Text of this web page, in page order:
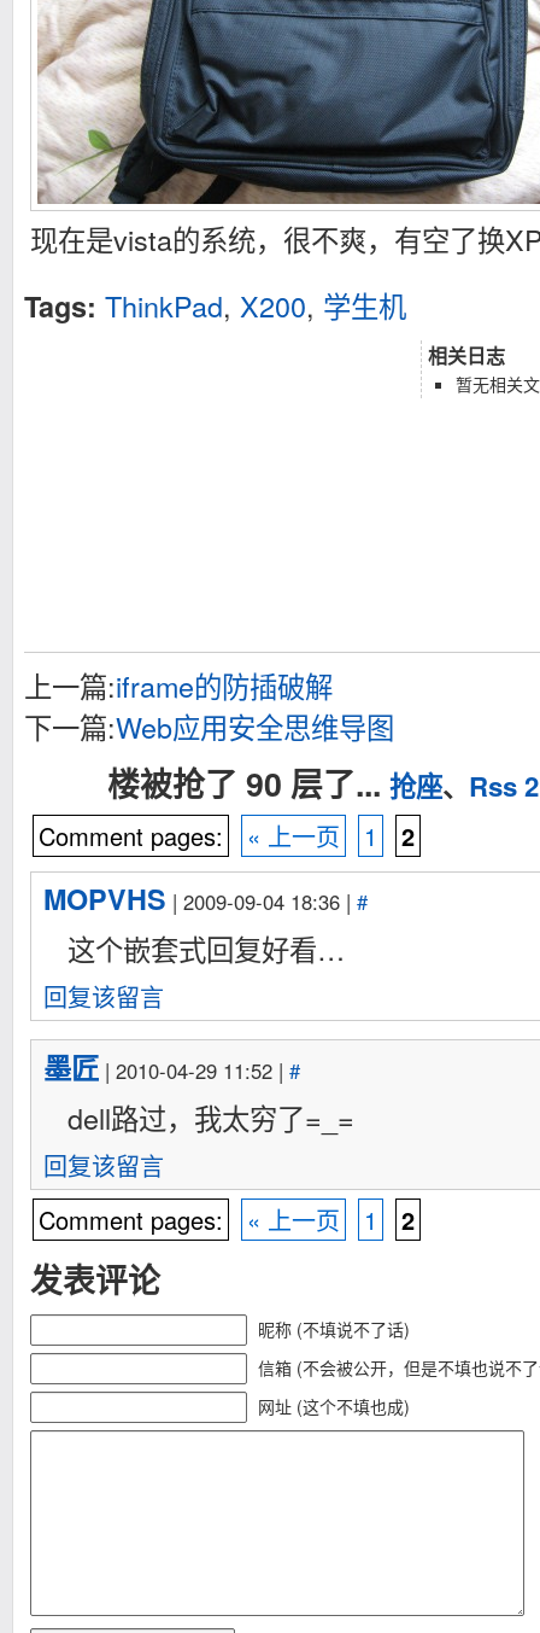
现在是vista的系统，很不爽，有空了换
Tags: ThinkPad, X200, 学生机
相关日志
暂无相关
上一篇:iframe的防插破解
下一篇:Web应用安全思维导图
楼被抢了 90 层了... 抢座、 Rss
Comment pages: « 上一页 1 2
MOPVHS | 2009-09-04 18:36 | #
这个嵌套式回复好看…
回复该留言
墨匠 | 2010-04-29 11:52 | #
dell路过，我太穷了=_=
回复该留言
Comment pages:
« 上一页 1 2
发表评论
昵称 (不填说不了话)
信箱 (不会被公开，但是不填也说不
网址 (这个不填也成)